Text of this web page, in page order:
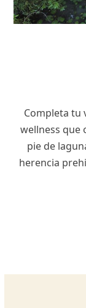
Completa tu
wellness que
pie de
herencia